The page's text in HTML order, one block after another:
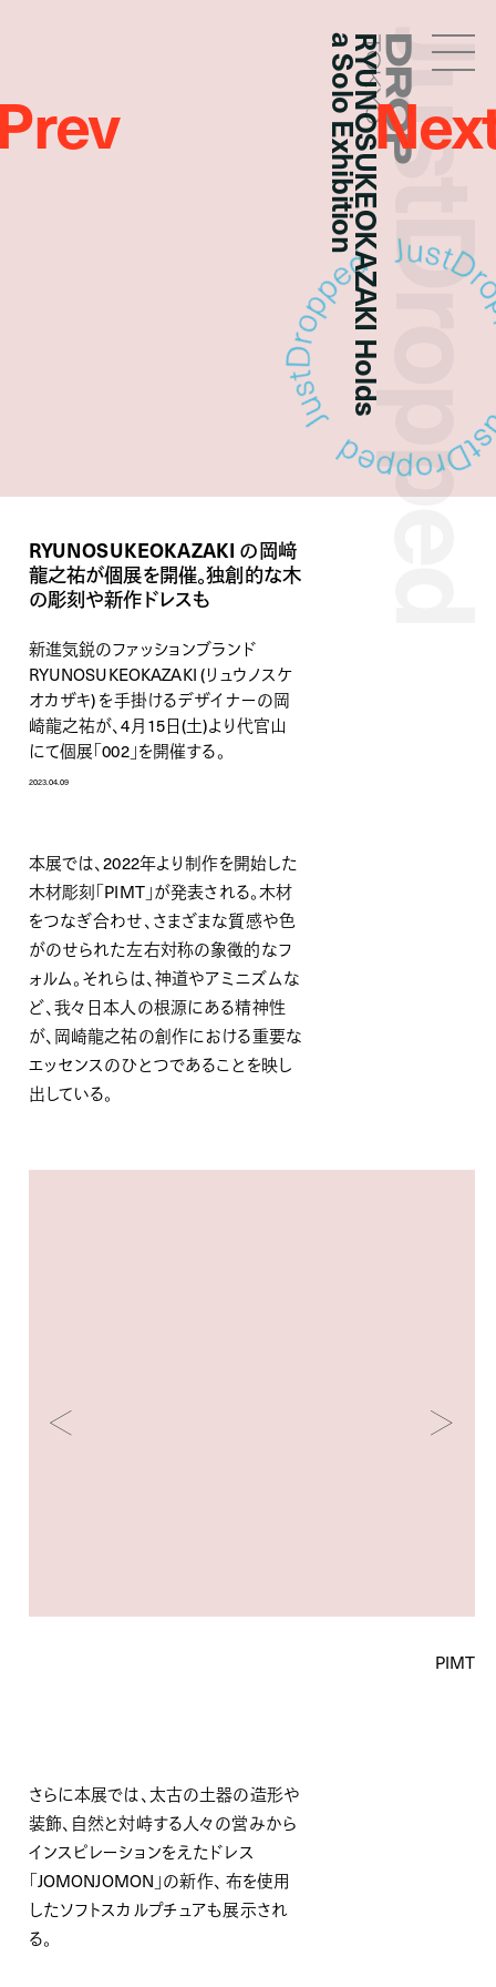
Droptokyo
RYUNOSUKEOKAZAKI Holds
a Solo Exhibition
RYUNOSUKEOKAZAKI の岡﨑
龍之祐が個展を開催。独創的な木
の彫刻や新作ドレスも
新進気鋭のファッションブランド
RYUNOSUKEOKAZAKI (リュウノスケ
オカザキ) を手掛けるデザイナーの岡
崎龍之祐が、4月15日(土)より代官山
にて個展「002」を開催する。
2023.04.09
本展では、2022年より制作を開始した
木材彫刻「PIMT」が発表される。木材
をつなぎ合わせ、さまざまな質感や色
がのせられた左右対称の象徴的なフ
ォルム。それらは、神道やアミニズムな
ど、我々日本人の根源にある精神性
が、岡崎龍之祐の創作における重要な
エッセンスのひとつであることを映し
出している。
PIMT
さらに本展では、太古の土器の造形や
装飾、 自然と対峙する人々の営みから
インスピレーションをえたドレス
「JOMONJOMON」の新作、 布を使用
したソフトスカルプチュアも展示され
る。